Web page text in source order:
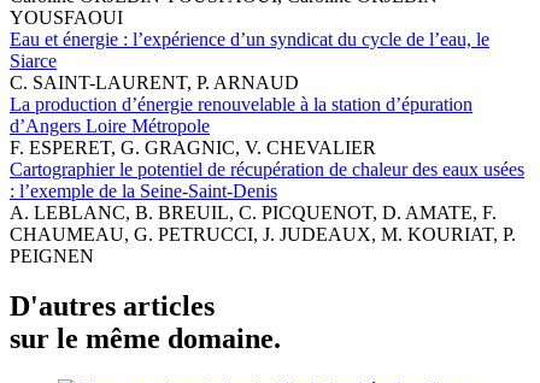
YOUSFAOUI
Eau et énergie : l’expérience d’un syndicat du cycle de l’eau, le
Siarce
C. SAINT-LAURENT, P. ARNAUD
La production d’énergie renouvelable à la station d’épuration
d’Angers Loire Métropole
F. ESPERET, G. GRAGNIC, V. CHEVALIER
Cartographier le potentiel de récupération de chaleur des eaux usées
: l’exemple de la Seine-Saint-Denis
A. LEBLANC, B. BREUIL, C. PICQUENOT, D. AMATE, F.
CHAUMEAU, G. PETRUCCI, J. JUDEAUX, M. KOURIAT, P.
PEIGNEN
D'autres articles
sur le même domaine.